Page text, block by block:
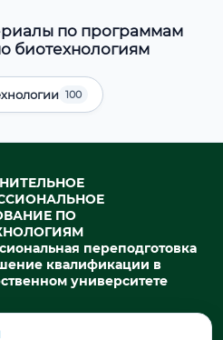
по программам
биотехнологиям
100
ПО
переподготовка
квалификации в
университете